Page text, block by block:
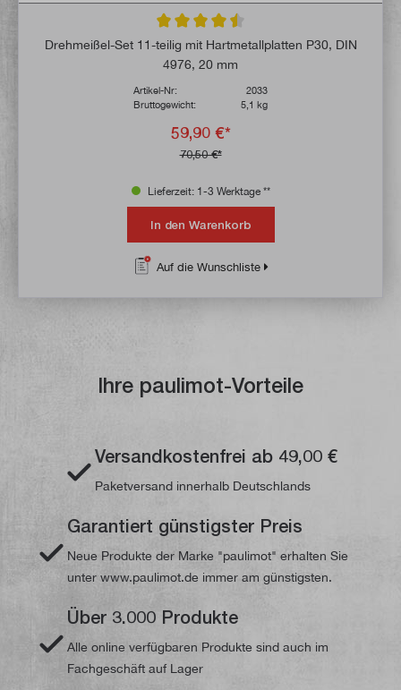
Durchschnittliche Bewertung von 4.4 von
Drehmeißel-Set 11-teilig mit Hartmetallplatten P30, DIN
4976, 20 mm
Artikel-Nr:
2033
Bruttogewicht:
5,1 kg
59,90 €*
70,50 €*
Lieferzeit: 1-3 Werktage **
In den Warenkorb
Auf die Wunschliste
Ihre paulimot-Vorteile
Versandkostenfrei ab 49,00 €
Paketversand innerhalb Deutschlands
Garantiert günstigster Preis
Neue Produkte der Marke "paulimot" erhalten Sie
unter www.paulimot.de immer am günstigsten.
Über 3.000 Produkte
Alle online verfügbaren Produkte sind auch im
Fachgeschäft auf Lager